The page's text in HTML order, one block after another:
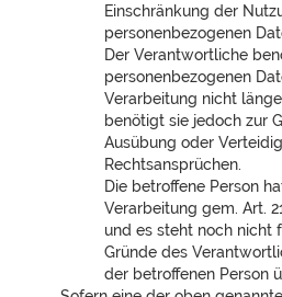
Einschränkung der
personenbezogenen
Der Verantwortliche
personenbezogenen
Verarbeitung nicht
benötigt sie jedoch zur
Ausübung oder
Rechtsansprüchen.
Die betroffene Person
Verarbeitung gem. Art.
und es steht noch nicht
Gründe des
der betroffenen Person